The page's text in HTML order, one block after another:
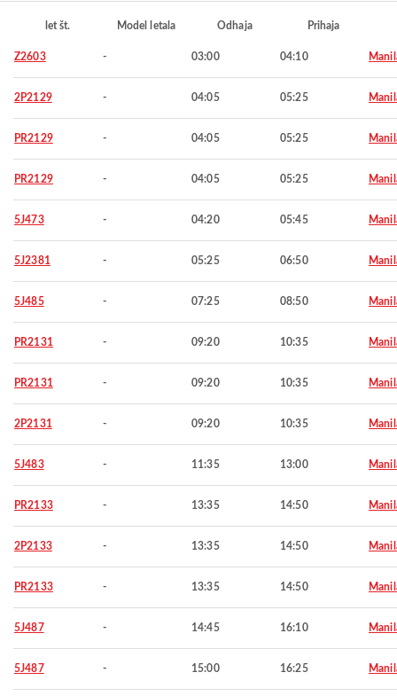
let št. Model letala Odhaja Prihaja
Z2603 - 03:00 04:10
2P2129 - 04:05 05:25
PR2129 - 04:05 05:25
PR2129 - 04:05 05:25
5J473 - 04:20 05:45
5J2381 - 05:25 06:50
5J485 - 07:25 08:50
PR2131 - 09:20 10:35
PR2131 - 09:20 10:35
2P2131 - 09:20 10:35
5J483 - 11:35 13:00
PR2133 - 13:35 14:50
2P2133 - 13:35 14:50
PR2133 - 13:35 14:50
5J487 - 14:45 16:10
5J487 - 15:00 16:25